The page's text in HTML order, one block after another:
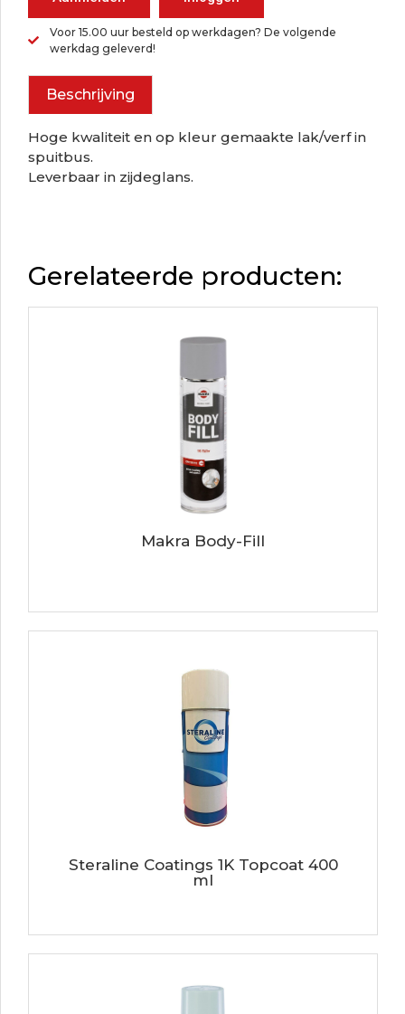
Voor 15.00 uur besteld op werkdagen? De volgende
werkdag geleverd!
Beschrijving
Hoge kwaliteit en op kleur gemaakte lak/verf in
spuitbus.
Leverbaar in zijdeglans.
Gerelateerde producten:
Makra Body-Fill
Steraline Coatings 1K Topcoat 400
ml